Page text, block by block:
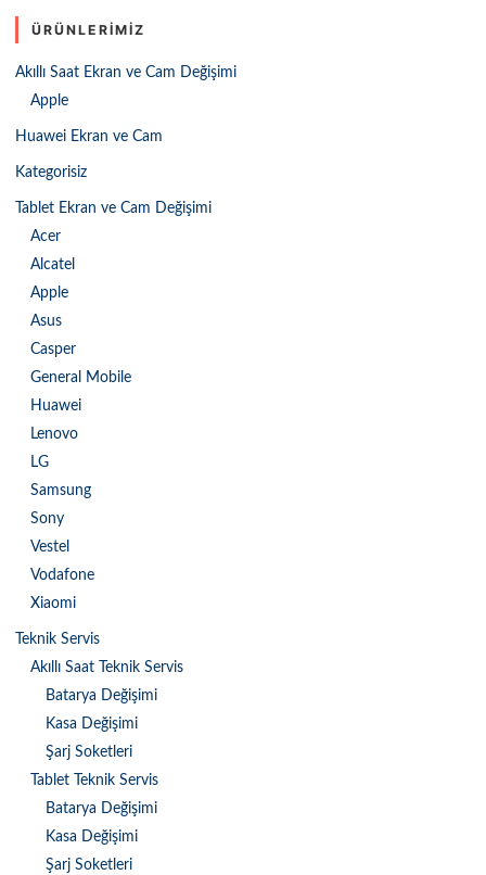
ÜRÜNLERIMIZ
Akıllı Saat Ekran ve Cam Değişimi
Apple
Huawei Ekran ve Cam
Kategorisiz
Tablet Ekran ve Cam Değişimi
Acer
Alcatel
Apple
Asus
Casper
General Mobile
Huawei
Lenovo
LG
Samsung
Sony
Vestel
Vodafone
Xiaomi
Teknik Servis
Akıllı Saat Teknik Servis
Batarya Değişimi
Kasa Değişimi
Şarj Soketleri
Tablet Teknik Servis
Batarya Değişimi
Kasa Değişimi
Şarj Soketleri